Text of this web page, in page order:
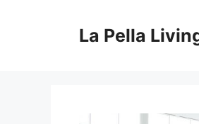
La Pella